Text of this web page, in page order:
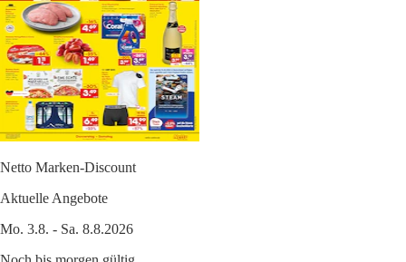
Netto Marken-Discount
Aktuelle Angebote
Mo. 3.8. - Sa. 8.8.2026